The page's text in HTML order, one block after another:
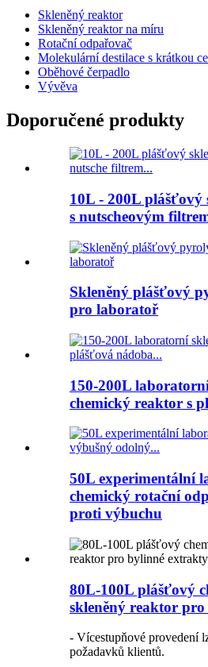
Skleněný reaktor
Skleněný reaktor na míru
Rotační odpařovač
Molekulární destilace s krátkou
Oběhové čerpadlo
Vývěva
Doporučené produkty
10L - 200L plášťový
s nutscheovým
Skleněný plášťový
pro laboratoř
150-200L
chemický reaktor s
50L experimentální
chemický rotační
proti výbuchu
80L-100L plášťový
skleněný reaktor
- Vícestupňové provedení
požadavků klientů.